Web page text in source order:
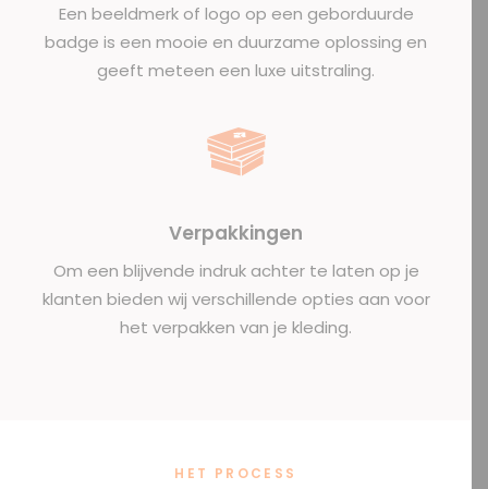
Een beeldmerk of logo op een geborduurde
badge is een mooie en duurzame oplossing en
geeft meteen een luxe uitstraling.
Verpakkingen
Om een blijvende indruk achter te laten op je
klanten bieden wij verschillende opties aan voor
het verpakken van je kleding.
HET PROCESS